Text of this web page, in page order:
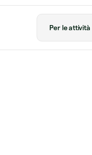
Per le attività